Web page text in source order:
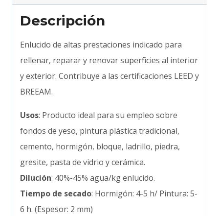
Descripción
Enlucido de altas prestaciones indicado para
rellenar, reparar y renovar superficies al interior
y exterior. Contribuye a las certificaciones LEED y
BREEAM.
Usos: Producto ideal para su empleo sobre
fondos de yeso, pintura plástica tradicional,
cemento, hormigón, bloque, ladrillo, piedra,
gresite, pasta de vidrio y cerámica.
Dilución: 40%-45% agua/kg enlucido.
Tiempo de secado: Hormigón: 4-5 h/ Pintura: 5-
6 h. (Espesor: 2 mm)